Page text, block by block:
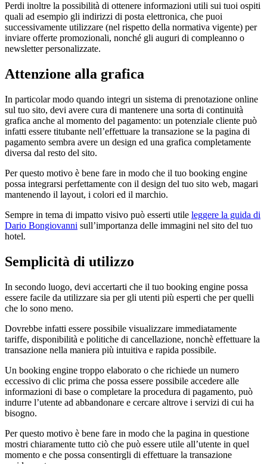
Perdi inoltre la possibilità di ottenere informazioni utili sui tuoi ospiti
quali ad esempio gli indirizzi di posta elettronica, che puoi
successivamente utilizzare (nel rispetto della normativa vigente) per
inviare offerte promozionali, nonché gli auguri di compleanno o
newsletter personalizzate.
Attenzione alla grafica
In particolar modo quando integri un sistema di prenotazione online
sul tuo sito, devi avere cura di mantenere una sorta di continuità
grafica anche al momento del pagamento: un potenziale cliente può
infatti essere titubante nell’effettuare la transazione se la pagina di
pagamento sembra avere un design ed una grafica completamente
diversa dal resto del sito.
Per questo motivo è bene fare in modo che il tuo booking engine
possa integrarsi perfettamente con il design del tuo sito web, magari
mantenendo il layout, i colori ed il marchio.
Sempre in tema di impatto visivo può esserti utile leggere la guida di
Dario Bongiovanni sull’importanza delle immagini nel sito del tuo
hotel.
Semplicità di utilizzo
In secondo luogo, devi accertarti che il tuo booking engine possa
essere facile da utilizzare sia per gli utenti più esperti che per quelli
che lo sono meno.
Dovrebbe infatti essere possibile visualizzare immediatamente
tariffe, disponibilità e politiche di cancellazione, nonchè effettuare la
transazione nella maniera più intuitiva e rapida possibile.
Un booking engine troppo elaborato o che richiede un numero
eccessivo di clic prima che possa essere possibile accedere alle
informazioni di base o completare la procedura di pagamento, può
indurre l’utente ad abbandonare e cercare altrove i servizi di cui ha
bisogno.
Per questo motivo è bene fare in modo che la pagina in questione
mostri chiaramente tutto ciò che può essere utile all’utente in quel
momento e che possa consentirgli di effettuare la transazione